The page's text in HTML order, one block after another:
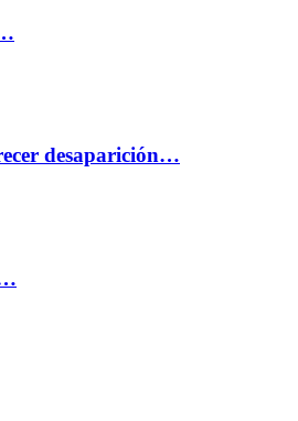
desaparición…